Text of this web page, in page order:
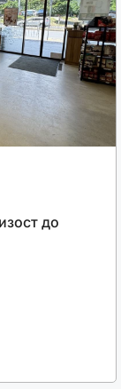
до